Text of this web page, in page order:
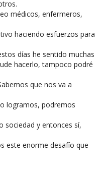
médicos, enfermeros,
haciendo esfuerzos para
días he sentido muchas
hacerlo, tampoco podré
que nos va a
logramos, podremos
sociedad y entonces sí,
este enorme desafío que